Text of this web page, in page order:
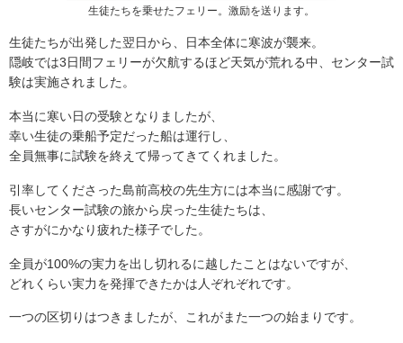
生徒たちを乗せたフェリー。激励を送ります。
生徒たちが出発した翌日から、日本全体に寒波が襲来。
隠岐では3日間フェリーが欠航するほど天気が荒れる中、センター試
験は実施されました。
本当に寒い日の受験となりましたが、
幸い生徒の乗船予定だった船は運行し、
全員無事に試験を終えて帰ってきてくれました。
引率してくださった島前高校の先生方には本当に感謝です。
長いセンター試験の旅から戻った生徒たちは、
さすがにかなり疲れた様子でした。
全員が100%の実力を出し切れるに越したことはないですが、
どれくらい実力を発揮できたかは人ぞれぞれです。
一つの区切りはつきましたが、これがまた一つの始まりです。